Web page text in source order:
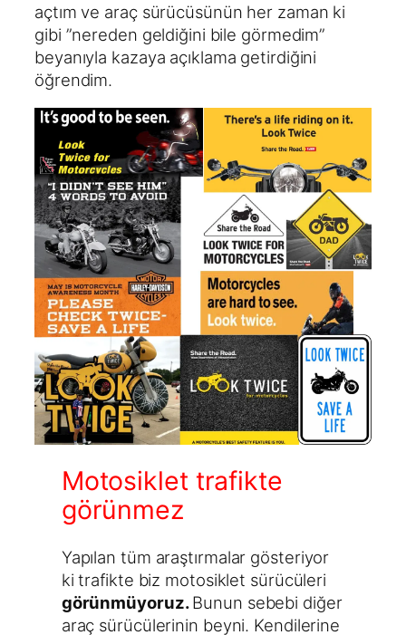
açtım ve araç sürücüsünün her zaman ki
gibi ”nereden geldiğini bile görmedim”
beyanıyla kazaya açıklama getirdiğini
öğrendim.
Motosiklet trafikte
görünmez
Yapılan tüm araştırmalar gösteriyor
ki trafikte biz motosiklet sürücüleri
görünmüyoruz.Bunun sebebi diğer
araç sürücülerinin beyni. Kendilerine